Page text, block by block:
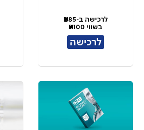
לרכישה ב-₪85
בשווי ₪100
לרכישה